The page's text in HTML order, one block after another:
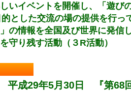
いイベントを開催し、「遊び
とした交流の場の提供を行っ
の情報を全国及び世界に発信
守り残す活動（３R活動）
平成29年5月30日 『第68